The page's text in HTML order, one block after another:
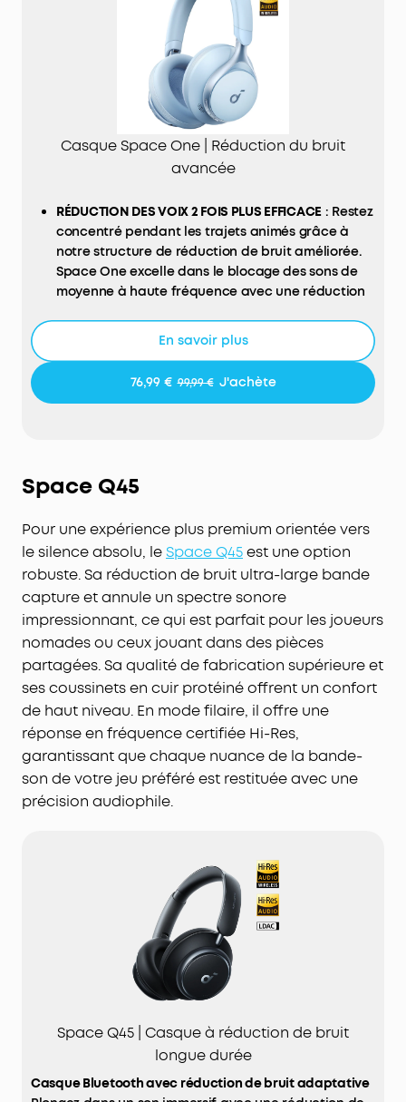
Casque Space One | Réduction du bruit
avancée
RÉDUCTION DES VOIX 2 FOIS PLUS EFFICACE : Restez
concentré pendant les trajets animés grâce à
notre structure de réduction de bruit améliorée.
Space One excelle dans le blocage des sons de
moyenne à haute fréquence avec une réduction
casque soundcore Life Q30.
: la réduction
adaptative du bruit détecte les sons externes et
votre casque ne repose pas correctement sur vos
oreilles. *Testé par soundcore dans des conditions
VOYAGEZ AVEC DU SON HAUTE RÉSOLUTION: les
pilotes dynamiques personnalisés de 40 mm de
Space One prennent en charge le codec LDAC
pour un son sans fil haute résolution, restituant 3
fois plus de détails que les codecs Bluetooth
standard pour une écoute riche en détails sans
fils qui s'enchevêtrent.
40 HEURES D'AUTONOMIE AVEC ANC: Embarquez
pour des voyages merveilleux grâce à 40 heures
d'autonomie avec ANC activé. Les 55 heures de
musique en continu avec ANC désactivé
garantissent un divertissement prolongé sans
soucis de batterie.
CONÇU POUR LE CONFORT ET LE STYLE
tandis que l'arceau souple intégré répartit
uniformément la pression pour un port prolongé
: pour une meilleure durabilité.
En savoir plus
76,99 € 99,99 € J'achète
Space Q45
Pour une expérience plus premium orientée vers
le silence absolu, le Space Q45est une option
robuste. Sa réduction de bruit ultra-large bande
capture et annule un spectre sonore
impressionnant, ce qui est parfait pour les joueurs
nomades ou ceux jouant dans des pièces
partagées. Sa qualité de fabrication supérieure et
ses coussinets en cuir protéiné offrent un confort
de haut niveau. En mode filaire, il offre une
réponse en fréquence certifiée Hi-Res,
garantissant que chaque nuance de la bande-
son de votre jeu préféré est restituée avec une
précision audiophile.
Space Q45 | Casque à réduction de bruit
longue durée
Casque Bluetooth avec réduction de bruit adaptative